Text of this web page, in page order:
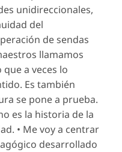
unidireccionales,
del
de sendas
llamamos
a veces lo
Es también
se pone a prueba.
es la historia de la
• Me voy a centrar
desarrollado